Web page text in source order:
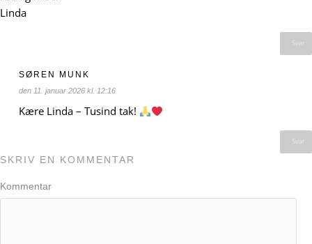
Linda
Svar
SØREN MUNK
den 11. januar 2026 kl. 12:16
Kære Linda – Tusind tak!
Svar
SKRIV EN KOMMENTAR
Kommentar